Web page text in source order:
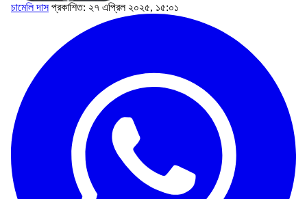
চামেলি দাস প্রকাশিত: ২৭ এপ্রিল ২০২৫, ১৫:০১